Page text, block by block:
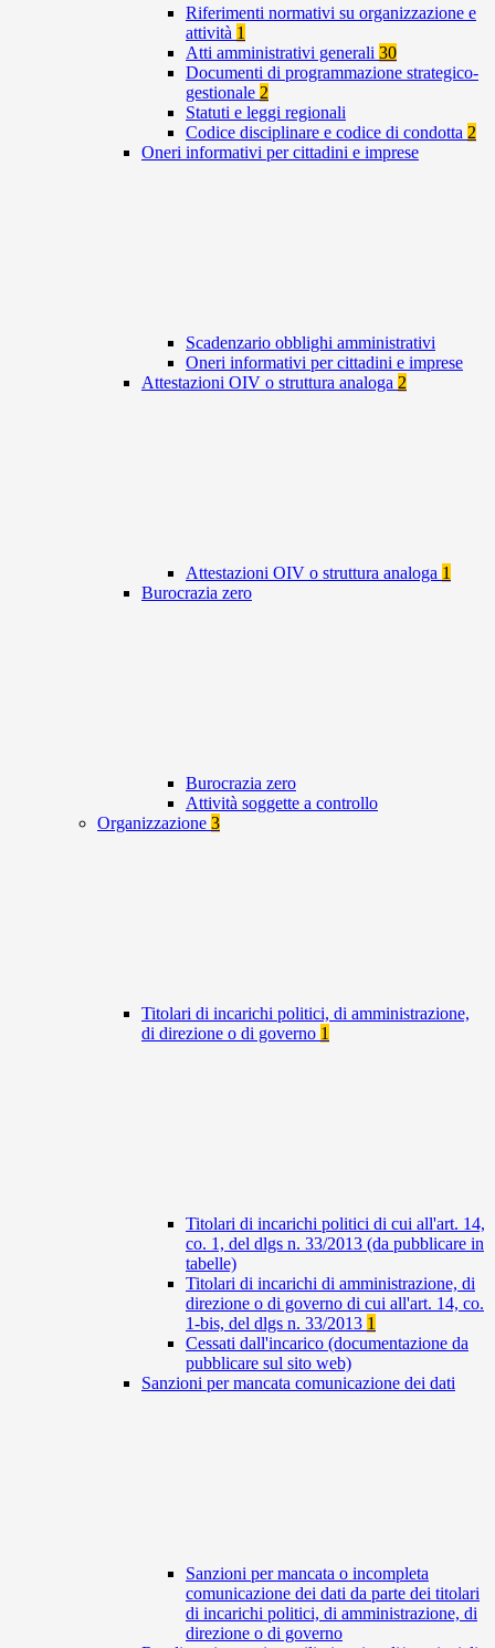
Riferimenti normativi su organizzazione e
attività 1
Atti amministrativi generali 30
Documenti di programmazione strategico-
gestionale 2
Statuti e leggi regionali
Codice disciplinare e codice di condotta 2
Oneri informativi per cittadini e imprese
Scadenzario obblighi amministrativi
Oneri informativi per cittadini e imprese
Attestazioni OIV o struttura analoga 2
Attestazioni OIV o struttura analoga 1
Burocrazia zero
Burocrazia zero
Attività soggette a controllo
Organizzazione 3
Titolari di incarichi politici, di amministrazione,
di direzione o di governo 1
Titolari di incarichi politici di cui all'art. 14,
co. 1, del dlgs n. 33/2013 (da pubblicare in
tabelle)
Titolari di incarichi di amministrazione, di
direzione o di governo di cui all'art. 14, co.
1-bis, del dlgs n. 33/2013 1
Cessati dall'incarico (documentazione da
pubblicare sul sito web)
Sanzioni per mancata comunicazione dei dati
Sanzioni per mancata o incompleta
comunicazione dei dati da parte dei titolari
di incarichi politici, di amministrazione, di
direzione o di governo